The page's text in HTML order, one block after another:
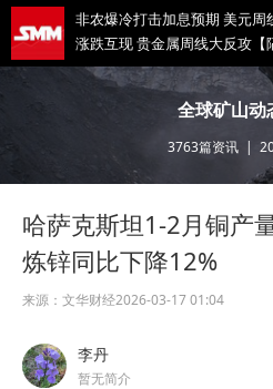
非农爆冷打击加息预期 美元周
涨跌互现 贵金属周线大反攻【
2026 SMM锌业大会圆满落幕
寻锌行业破局发展新机遇
美国拟投30亿美元扶持关键矿
掌上有色
全球矿山动
3763篇资讯|
哈萨克斯坦1-2月铜产
炼锌同比下降12%
来源： 文华财经2026-03-17 01:04
李丹
暂无简介